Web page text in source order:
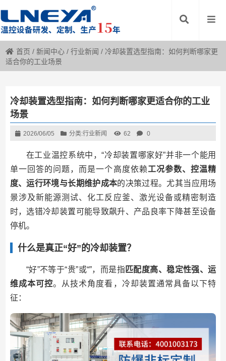
首页 /新闻中心 /行业新闻 / 冷却装置选型指南：如何判断哪家更
适合你的工业场景
冷却装置选型指南：如何判断哪家更适合你的工业
场景
2026/06/05 分类:行业新闻 62 0
在工业温控系统中，“冷却装置哪家好”并非一个能用
单一回答的问题，而是一个高度依赖工况参数、控温精
度、运行环境与长期维护成本的决策过程。尤其当应用场
景涉及新能源测试、化工反应釜、激光设备或精密制造
时，选错冷却装置可能导致飙升、产品良率下降甚至设备
停机。
什么是真正“好”的冷却装置？
“好”不等于“贵”或“”，而是指匹配度高、稳定性强、运
维成本可控。从技术角度看，冷却装置通常具备以下特
征：